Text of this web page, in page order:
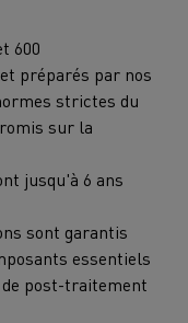
600
préparés par nos
strictes du
sur la
jusqu'à 6 ans
sont garantis
essentiels
post-traitement